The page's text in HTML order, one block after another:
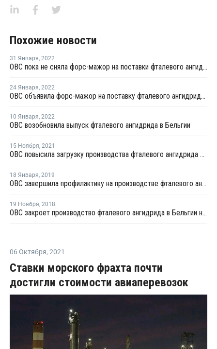
Похожие новости
31 Января, 2022
OBC пока не сняла форс-мажор на поставки фталевого ангидрида в Бельгии
24 Января, 2022
OBC объявила форс-мажор на поставку фталевого ангидрида в Бельгии
10 Января, 2022
OBC возобновила выпуск фталевого ангидрида в Бельгии
15 Ноября, 2021
OBC повысила загрузку производства фталевого ангидрида в Бельгии
18 Января, 2019
OBC завершила профилактику на производстве фталевого ангидрида в Бельгии
19 Ноября, 2018
OBC закроет производство фталевого ангидрида в Бельгии на плановый ремонт
06 Октября, 2021
Ставки морского фрахта почти
достигли стоимости авиаперевозок